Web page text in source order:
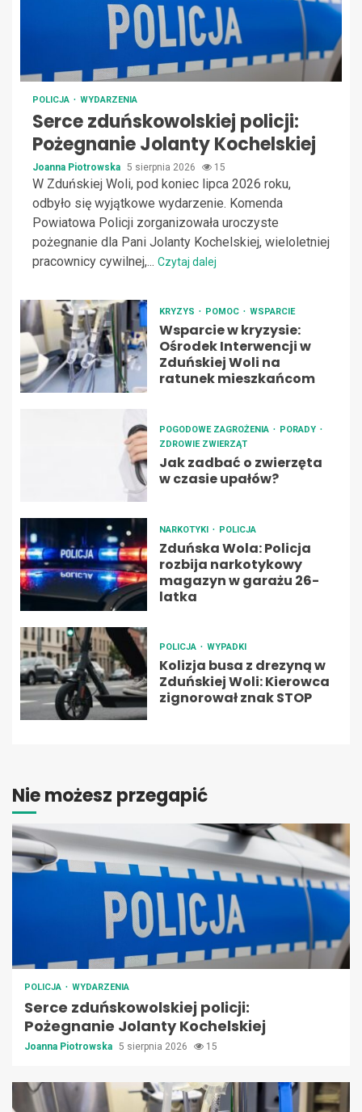
POLICJA WYDARZENIA
Serce zduńskowolskiej policji:
Pożegnanie Jolanty Kochelskiej
Joanna Piotrowska 5 sierpnia 2026 15
W Zduńskiej Woli, pod koniec lipca 2026 roku,
odbyło się wyjątkowe wydarzenie. Komenda
Powiatowa Policji zorganizowała uroczyste
pożegnanie dla Pani Jolanty Kochelskiej, wieloletniej
pracownicy cywilnej,... Czytaj dalej
KRYZYS POMOC WSPARCIE
Wsparcie w kryzysie:
Ośrodek Interwencji w
Zduńskiej Woli na
ratunek mieszkańcom
POGODOWE ZAGROŻENIA
PORADY
ZDROWIE ZWIERZĄT
Jak zadbać o zwierzęta
w czasie upałów?
NARKOTYKI POLICJA
Zduńska Wola: Policja
rozbija narkotykowy
magazyn w garażu 26-
latka
POLICJA WYPADKI
Kolizja busa z drezyną w
Zduńskiej Woli: Kierowca
zignorował znak STOP
Nie możesz przegapić
POLICJA WYDARZENIA
Serce zduńskowolskiej policji:
Pożegnanie Jolanty Kochelskiej
Joanna Piotrowska 5 sierpnia 2026 15